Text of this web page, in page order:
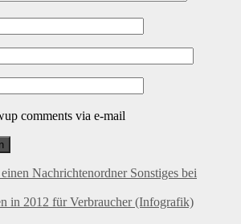
comments via e-mail
Nachrichtenordner Sonstiges bei
in 2012 für Verbraucher (Infografik)